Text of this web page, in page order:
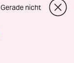
Gerade nicht